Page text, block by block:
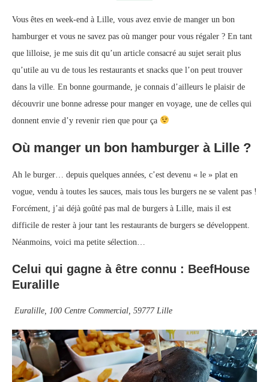
Vous êtes en week-end à Lille, vous avez envie de manger un bon
hamburger et vous ne savez pas où manger pour vous régaler ? En tant
que lilloise, je me suis dit qu’un article consacré au sujet serait plus
qu’utile au vu de tous les restaurants et snacks que l’on peut trouver
dans la ville. En bonne gourmande, je connais d’ailleurs le plaisir de
découvrir une bonne adresse pour manger en voyage, une de celles qui
donnent envie d’y revenir rien que pour ça
Où manger un bon hamburger à Lille ?
Ah le burger… depuis quelques années, c’est devenu « le » plat en
vogue, vendu à toutes les sauces, mais tous les burgers ne se valent pas !
Forcément, j’ai déjà goûté pas mal de burgers à Lille, mais il est
difficile de rester à jour tant les restaurants de burgers se développent.
Néanmoins, voici ma petite sélection…
Celui qui gagne à être connu : BeefHouse
Euralille
Euralille, 100 Centre Commercial, 59777 Lille